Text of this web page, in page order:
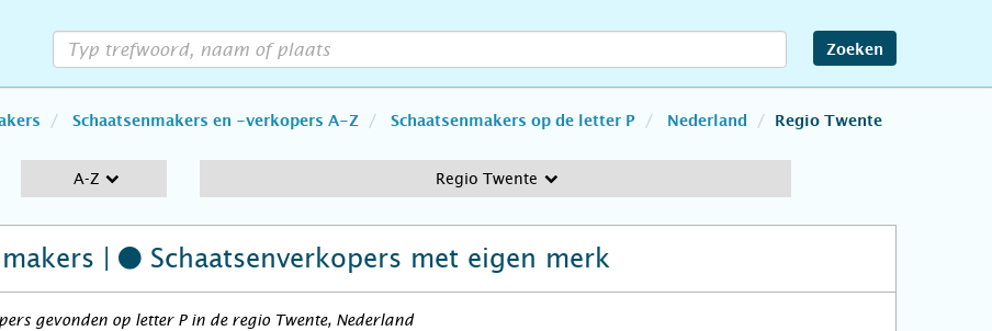
Zoeken
Schaatsenmakers en -verkopers A-Z Schaatsenmakers op de letter P Nederland Regio Twente
A-Z Regio Twente
| Schaatsenverkopers met eigen merk
gevonden op letter P in de regio Twente, Nederland